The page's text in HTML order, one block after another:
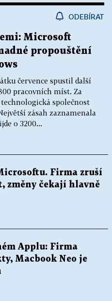
ODEBÍRAT
Microsoft
propouštění
července spustil další
pracovních míst. Za
společnost
zásah zaznamenala
o 3200...
Firma zruší
změny čekají hlavně
Applu: Firma
Macbook Neo je